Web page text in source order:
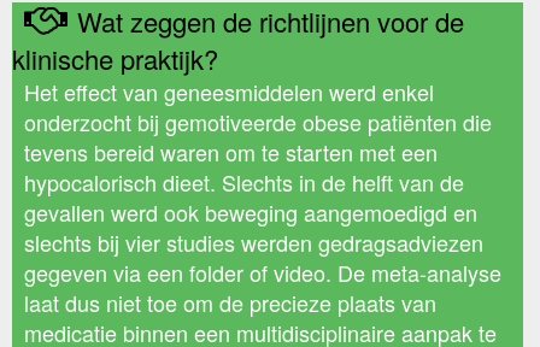
Wat zeggen de richtlijnen voor de
klinische praktijk?
Het effect van geneesmiddelen werd enkel
onderzocht bij gemotiveerde obese patiënten die
tevens bereid waren om te starten met een
hypocalorisch dieet. Slechts in de helft van de
gevallen werd ook beweging aangemoedigd en
slechts bij vier studies werden gedragsadviezen
gegeven via een folder of video. De meta-analyse
laat dus niet toe om de precieze plaats van
medicatie binnen een multidisciplinaire aanpak te